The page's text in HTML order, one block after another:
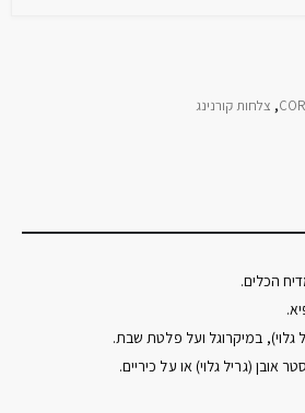
, צלחות קורנינג
הכלים.
גלוי), במיקרוגל ועל פלטת שבת.
(גריל גלוי) או על כיריים.